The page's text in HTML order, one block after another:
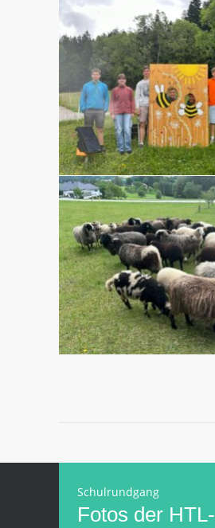
Schulrundgang
Fotos der HTL-